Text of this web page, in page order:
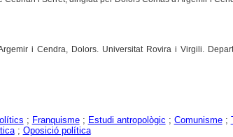
i Cendra, Dolors. Universitat Rovira i Virgili.
; Franquisme; Estudi antropològic ; Comunisme;
; Oposició política